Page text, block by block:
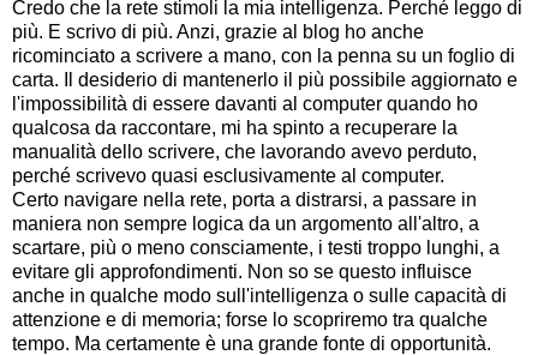
Credo che la rete stimoli la mia intelligenza. Perché leggo di
più. E scrivo di più. Anzi, grazie al blog ho anche
ricominciato a scrivere a mano, con la penna su un foglio di
carta. Il desiderio di mantenerlo il più possibile aggiornato e
l'impossibilità di essere davanti al computer quando ho
qualcosa da raccontare, mi ha spinto a recuperare la
manualità dello scrivere, che lavorando avevo perduto,
perché scrivevo quasi esclusivamente al computer.
Certo navigare nella rete, porta a distrarsi, a passare in
maniera non sempre logica da un argomento all'altro, a
scartare, più o meno consciamente, i testi troppo lunghi, a
evitare gli approfondimenti. Non so se questo influisce
anche in qualche modo sull'intelligenza o sulle capacità di
attenzione e di memoria; forse lo scopriremo tra qualche
tempo. Ma certamente è una grande fonte di opportunità.